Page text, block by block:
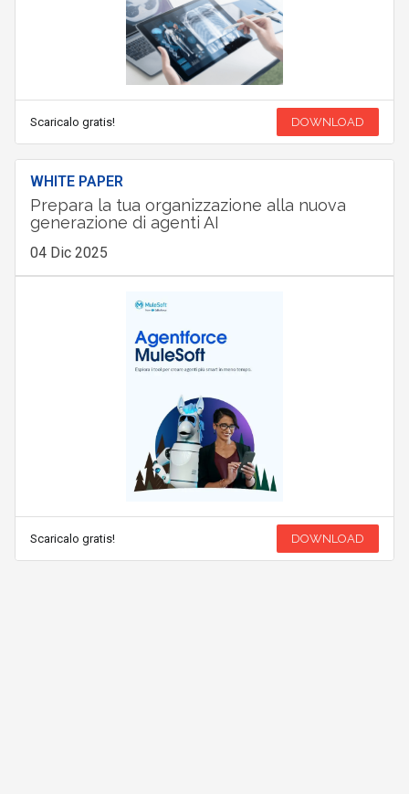
Scaricalo gratis! DOWNLOAD
WHITE PAPER
Prepara la tua organizzazione alla nuova
generazione di agenti AI
04 Dic 2025
Scaricalo gratis! DOWNLOAD